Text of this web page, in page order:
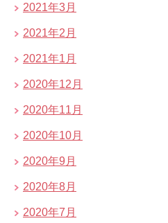
2021年3月
2021年2月
2021年1月
2020年12月
2020年11月
2020年10月
2020年9月
2020年8月
2020年7月